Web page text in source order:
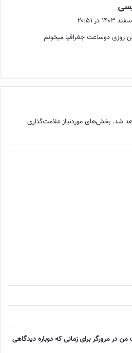
ف
:
روزی دوساعت جغرافیا میخونم
شد. بخش‌های موردنیاز علامت‌گذاری
در مرورگر برای زمانی که دوباره دیدگاهی